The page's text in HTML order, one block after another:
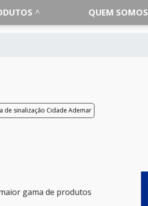
QUEM SOMOS
de sinalização Cidade Ademar
gama de produtos